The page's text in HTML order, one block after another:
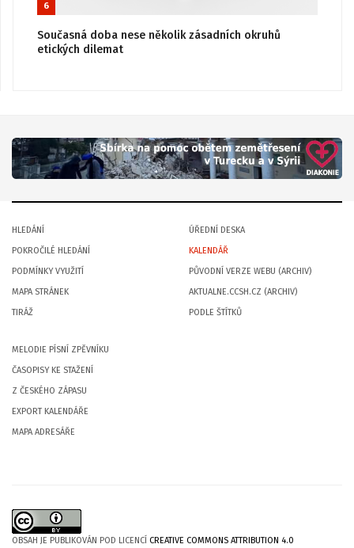
6
Současná doba nese několik zásadních okruhů
etických dilemat
HLEDÁNÍ
POKROČILÉ HLEDÁNÍ
PODMÍNKY VYUŽITÍ
MAPA STRÁNEK
TIRÁŽ
ÚŘEDNÍ DESKA
KALENDÁŘ
PŮVODNÍ VERZE WEBU (ARCHIV)
AKTUALNE.CCSH.CZ (ARCHIV)
PODLE ŠTÍTKŮ
MELODIE PÍSNÍ ZPĚVNÍKU
ČASOPISY KE STAŽENÍ
Z ČESKÉHO ZÁPASU
EXPORT KALENDÁŘE
MAPA ADRESÁŘE
OBSAH JE PUBLIKOVÁN POD LICENCÍ CREATIVE COMMONS ATTRIBUTION 4.0